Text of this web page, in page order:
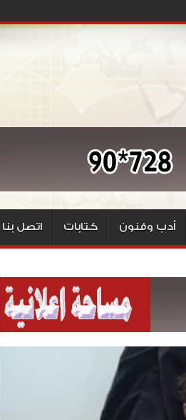
أدب وفنون كتابات اتصل بنا